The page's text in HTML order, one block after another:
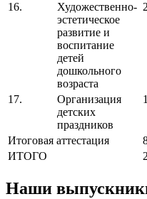
16.
Художественно-
эстетическое
развитие и
воспитание
детей
дошкольного
возраста
17.
Организация
детских
праздников
Итоговая аттестация
ИТОГО
Наши